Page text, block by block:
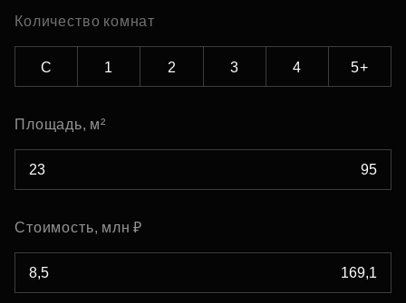
Количество комнат
С 1 2 3 4 5+
Площадь, м²
Стоимость, млн ₽